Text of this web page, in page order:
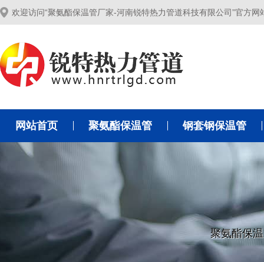
欢迎访问“聚氨酯保温管厂家-河南锐特热力管道科技有限公司”官方网
网站首页 聚氨酯保温管 钢套钢保温管
聚氨酯保